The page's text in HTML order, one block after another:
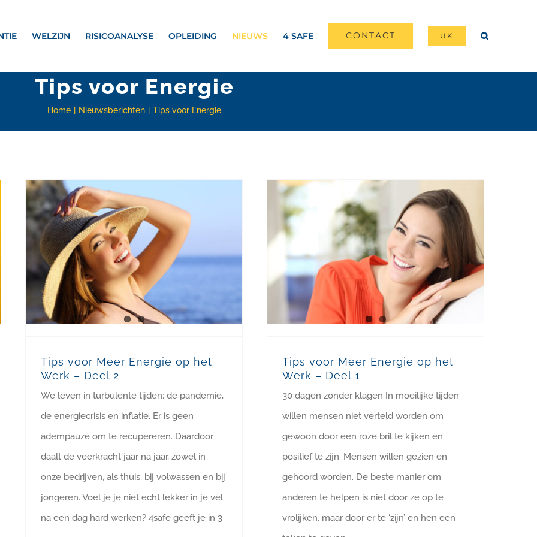
WELZIJN RISICOANALYSE OPLEIDING NIEUWS 4 SAFE CONTACT UK
Tips voor Energie
Home Nieuwsberichten Tips voor Energie
Tips voor Meer Energie op het
Werk – Deel 2
We leven in turbulente tijden: de pandemie,
de energiecrisis en inflatie. Er is geen
adempauze om te recupereren. Daardoor
daalt de veerkracht jaar na jaar, zowel in
onze bedrijven, als thuis, bij volwassen en bij
jongeren. Voel je je niet echt lekker in je vel
na een dag hard werken? 4safe geeft je in 3
Tips voor Meer Energie op het
Werk – Deel 1
30 dagen zonder klagen In moeilijke tijden
willen mensen niet verteld worden om
gewoon door een roze bril te kijken en
positief te zijn. Mensen willen gezien en
gehoord worden. De beste manier om
anderen te helpen is niet door ze op te
vrolijken, maar door er te ‘zijn’ en hen een